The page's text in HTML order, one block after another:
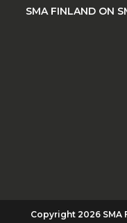
SMA FINLAND ON
Copyright 2026 SMA